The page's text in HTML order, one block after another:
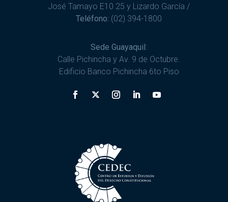
José Tamayo E10 25 y Lizardo García /
Teléfono: (02) 394-1800
Sede Guayaquil:
Calle Pichincha y Av. 9 de Octubre.
Edificio Banco Pichincha 6to Piso